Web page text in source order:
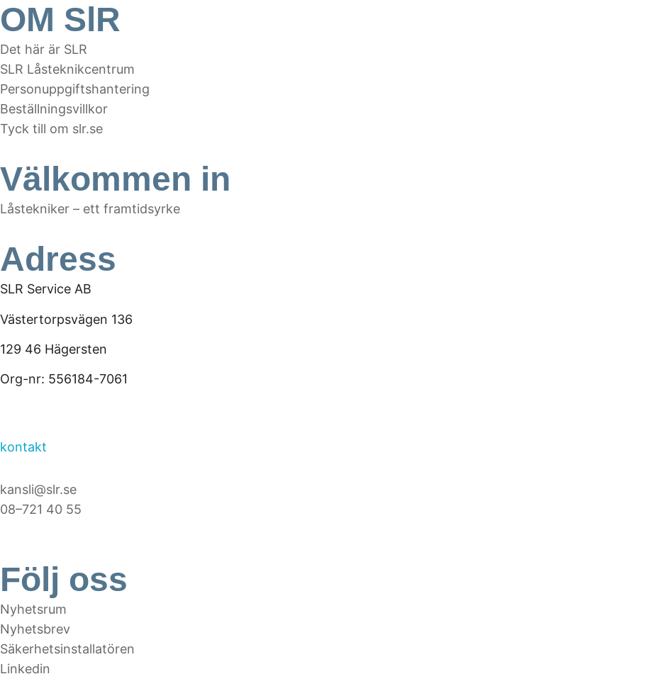
OM SlR
Det här är SLR
SLR Låsteknikcentrum
Personuppgiftshantering
Beställningsvillkor
Tyck till om slr.se
Välkommen in
Låstekniker – ett framtidsyrke
Adress
SLR Service AB
Västertorpsvägen 136
129 46 Hägersten
Org-nr: 556184-7061
kontakt
kansli@slr.se
08–721 40 55
Följ oss
Nyhetsrum
Nyhetsbrev
Säkerhetsinstallatören
Linkedin